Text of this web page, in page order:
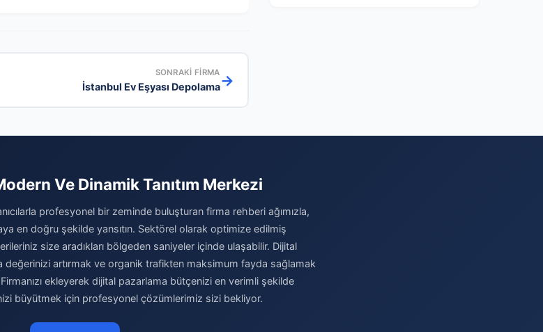
SONRAKI FIRMA
İstanbul Ev Eşyası Depolama→
Ve Dinamik Tanıtım Merkezi
profesyonel bir zeminde buluşturan firma rehberi ağımızla,
en doğru şekilde yansıtın. Sektörel olarak optimize edilmiş
size aradıkları bölgeden saniyeler içinde ulaşabilir. Dijital
değerinizi artırmak ve organik trafikten maksimum fayda sağlamak
ekleyerek dijital pazarlama bütçenizi en verimli şekilde
büyütmek için profesyonel çözümlerimiz sizi bekliyor.